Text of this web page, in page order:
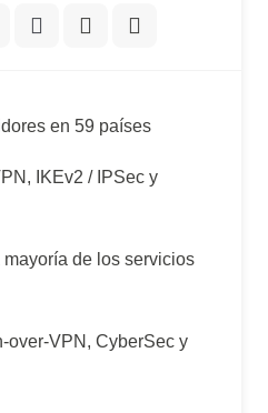
en 59 países
IKEv2 / IPSec y
de los servicios
over-VPN, CyberSec y